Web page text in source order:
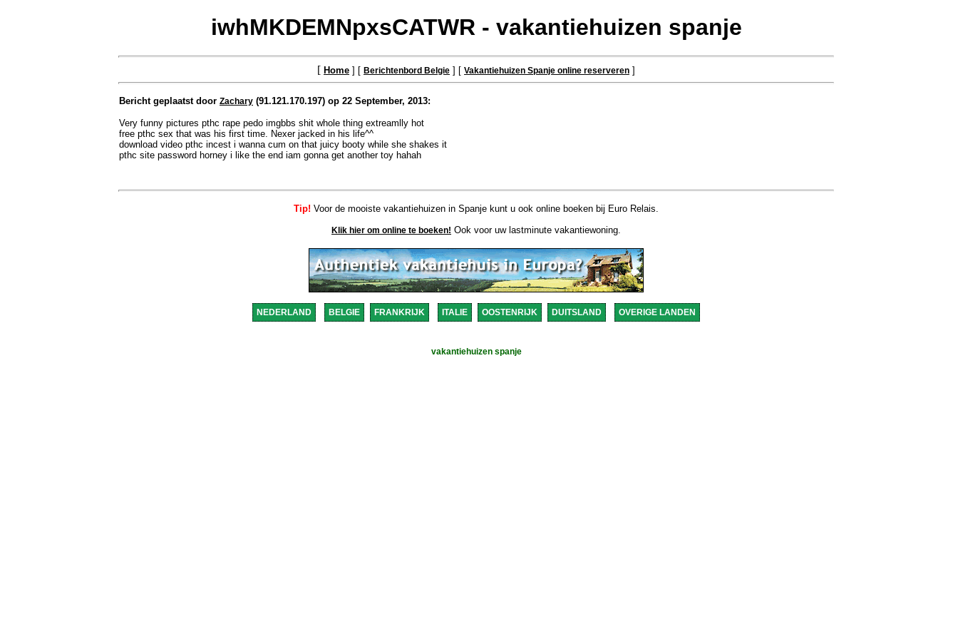
iwhMKDEMNpxsCATWR - vakantiehuizen spanje
[ Home ] [ Berichtenbord Belgie ] [ Vakantiehuizen Spanje online reserveren ]
Bericht geplaatst door Zachary (91.121.170.197) op 22 September, 2013:
Very funny pictures pthc rape pedo imgbbs shit whole thing extreamlly hot
free pthc sex that was his first time. Nexer jacked in his life^^
download video pthc incest i wanna cum on that juicy booty while she shakes it
pthc site password horney i like the end iam gonna get another toy hahah
Tip! Voor de mooiste vakantiehuizen in Spanje kunt u ook online boeken bij Euro Relais.
Klik hier om online te boeken! Ook voor uw lastminute vakantiewoning.
NEDERLAND BELGIE FRANKRIJK ITALIE OOSTENRIJK DUITSLAND OVERIGE LANDEN
vakantiehuizen spanje